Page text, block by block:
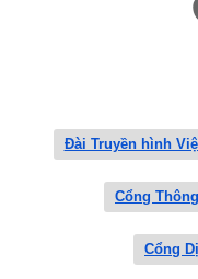
Đài Truyền hình
Cổng
Cổng